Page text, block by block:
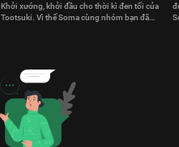
Khởi xướng, khởi đầu cho thời kì đen tối của
Tootsuki. Vì thế Soma cùng nhóm bạn đã